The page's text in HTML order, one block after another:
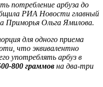
потребление арбуза до
РИА Новости главный
Приморья Ольга Ямилова.
для одного приема
что эквивалентно
употреблять арбуз в
800 граммов на два-три